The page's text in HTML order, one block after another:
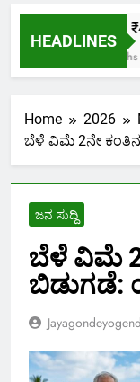
HEADLINES
ಕೇವಲ
2 Months
Home 2026
ಬೆಳೆ ವಿಮೆ 2ನೇ
ಜನ ಸುದ್ದಿ
ಬೆಳೆ ವಿಮೆ
ಬಿಡುಗಡೆ: